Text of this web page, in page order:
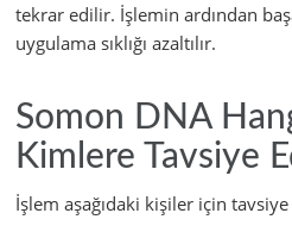
tekrar edilir. İşlemin ardından
uygulama sıklığı azaltılır.
Somon DNA
Kimlere Tavsiye
İşlem aşağıdaki kişiler için